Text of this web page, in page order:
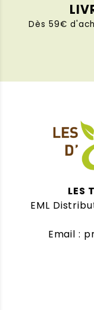
Dès 59€
LES
EML
Email :